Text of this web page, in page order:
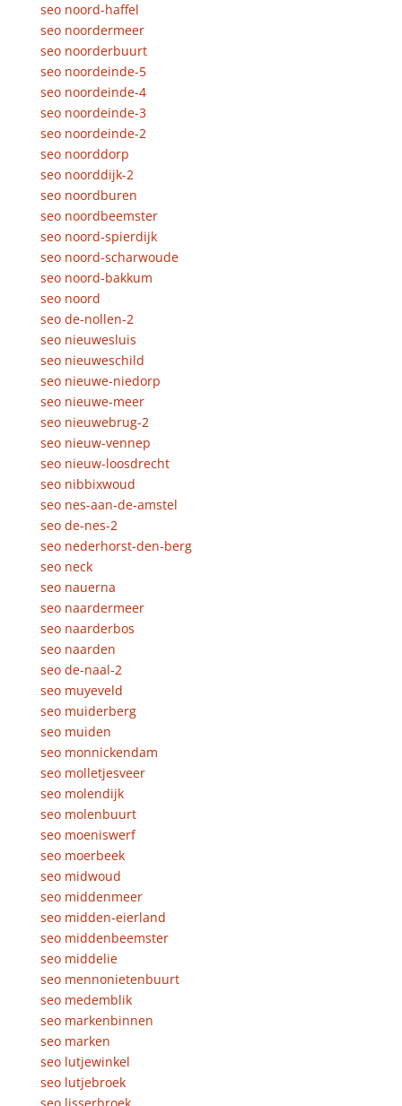
seo noord-haffel
seo noordermeer
seo noorderbuurt
seo noordeinde-5
seo noordeinde-4
seo noordeinde-3
seo noordeinde-2
seo noorddorp
seo noorddijk-2
seo noordburen
seo noordbeemster
seo noord-spierdijk
seo noord-scharwoude
seo noord-bakkum
seo noord
seo de-nollen-2
seo nieuwesluis
seo nieuweschild
seo nieuwe-niedorp
seo nieuwe-meer
seo nieuwebrug-2
seo nieuw-vennep
seo nieuw-loosdrecht
seo nibbixwoud
seo nes-aan-de-amstel
seo de-nes-2
seo nederhorst-den-berg
seo neck
seo nauerna
seo naardermeer
seo naarderbos
seo naarden
seo de-naal-2
seo muyeveld
seo muiderberg
seo muiden
seo monnickendam
seo molletjesveer
seo molendijk
seo molenbuurt
seo moeniswerf
seo moerbeek
seo midwoud
seo middenmeer
seo midden-eierland
seo middenbeemster
seo middelie
seo mennonietenbuurt
seo medemblik
seo markenbinnen
seo marken
seo lutjewinkel
seo lutjebroek